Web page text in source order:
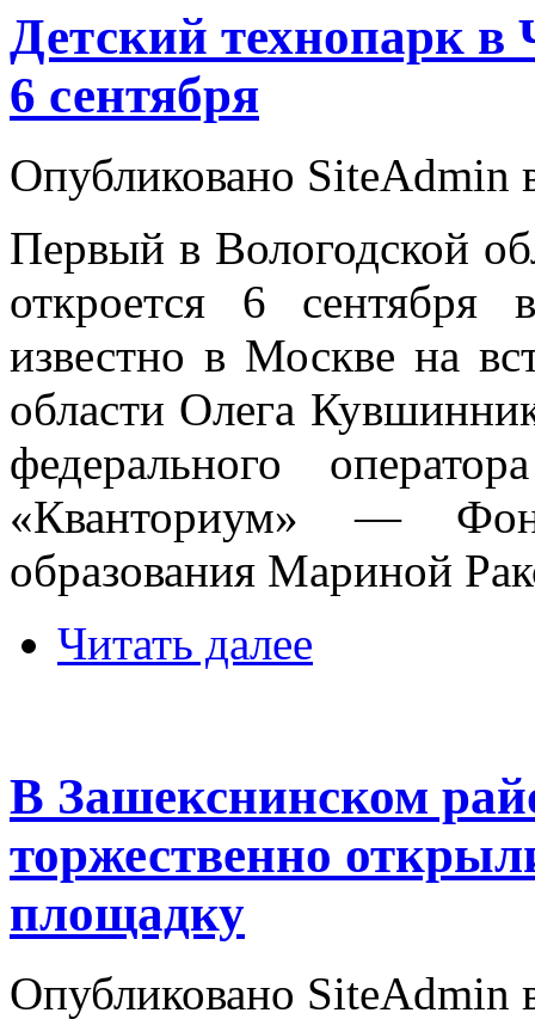
Детский технопарк в
6 сентября
Опубликовано SiteAdmin
Первый в Вологодской
откроется 6
известно в Москве на
области Олега
федерального
«Кванториум» —
образования Мариной
Читать далее
В Зашекснинском
торжественно
площадку
Опубликовано SiteAdmin